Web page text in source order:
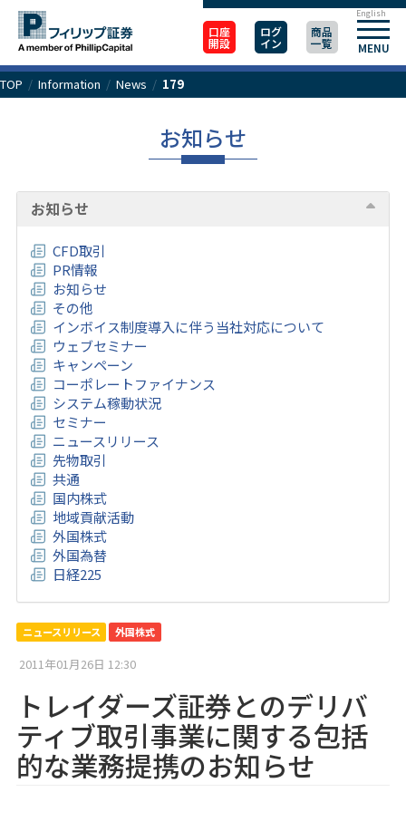
口座
開設
ログ
イン
商品
一覧 MENU
English
TOP / Information / News / 179
お知らせ
お知らせ
CFD取引
PR情報
お知らせ
その他
インボイス制度導入に伴う当社対応について
ウェブセミナー
キャンペーン
コーポレートファイナンス
システム稼動状況
セミナー
ニュースリリース
先物取引
共通
国内株式
地域貢献活動
外国株式
外国為替
日経225
ニュースリリース 外国株式
2011年01月26日 12:30
トレイダーズ証券とのデリバ
ティブ取引事業に関する包括
的な業務提携のお知らせ